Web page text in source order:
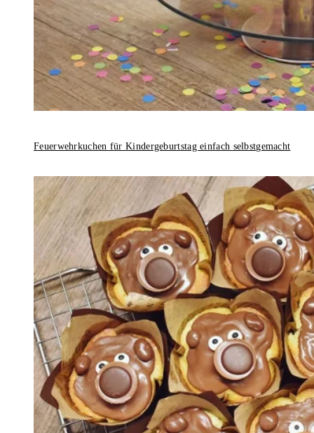
Feuerwehrkuchen für Kindergeburtstag einfach selbstgemacht